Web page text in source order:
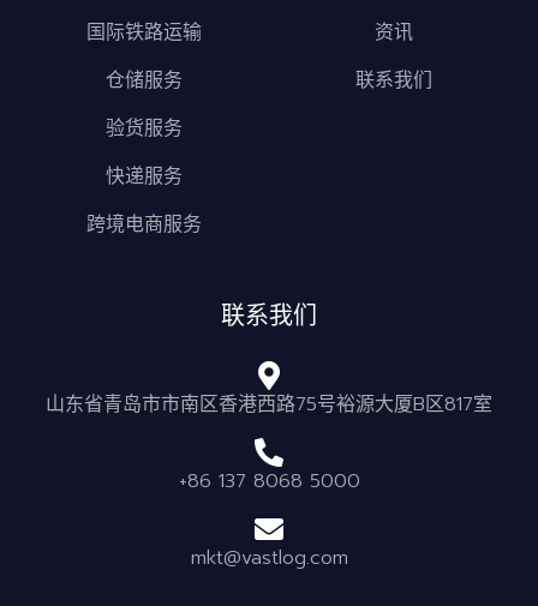
国际铁路运输
仓储服务
验货服务
快递服务
跨境电商服务
资讯
联系我们
联系我们
山东省青岛市市南区香港西路75号裕源大厦B区817室
+86 137 8068 5000
mkt@vastlog.com